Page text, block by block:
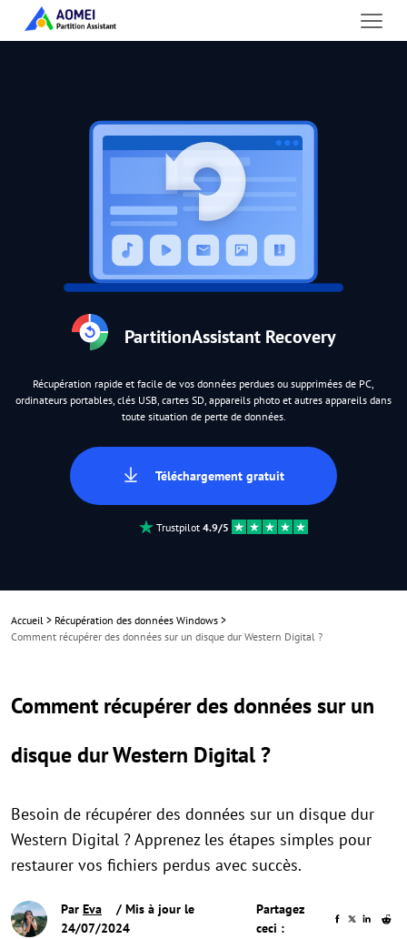
PartitionAssistant Recovery
Récupération rapide et facile de vos données perdues ou supprimées de PC,
ordinateurs portables, clés USB, cartes SD, appareils photo et autres appareils dans
toute situation de perte de données.
Téléchargement gratuit
Trustpilot 4.9/5
Accueil > Récupération des données Windows >
Comment récupérer des données sur un disque dur Western Digital ?
Comment récupérer des données sur un
disque dur Western Digital ?
Besoin de récupérer des données sur un disque dur
Western Digital ? Apprenez les étapes simples pour
restaurer vos fichiers perdus avec succès.
Par Eva
/ Mis à jour le
24/07/2024
Partagez
ceci :